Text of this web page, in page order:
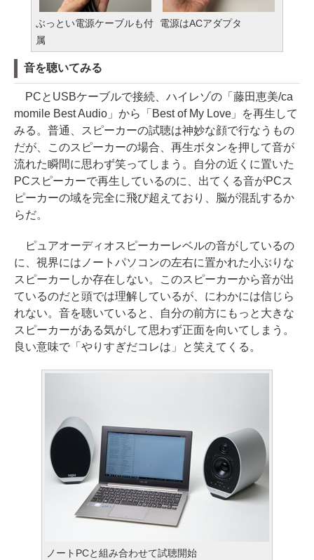
ぶっとい電源ケーブルも付
属
電源はACアダプタ
音を聴いてみる
PCとUSBケーブルで接続、ハイレゾの「藤田恵美/ca
momile Best Audio」から「Best of My Love」を再生して
みる。普通、スピーカーの試聴は神妙な顔で行なうもの
だが、このスピーカーの場合、再生ボタンを押して音が
流れた瞬間に思わず笑ってしまう。自分の近くに置いた
PCスピーカーで再生しているのに、出てくる音がPCス
ピーカーの域を完全に飛び超えており、脳が混乱するか
らだ。
ピュアオーディオスピーカーレベルの音がしているの
に、視界にはノートパソコンの左右に置かれた小ぶりな
スピーカーしか存在しない。このスピーカーから音が出
ているのだと頭では理解しているが、にわかには信じら
れない。音を聴いていると、自分の前方にもっと大きな
スピーカーがある気がして思わず正面を向いてしまう。
良い意味で「やりすぎだコレは」と笑えてくる。
ノートPCと組み合わせて試聴開始